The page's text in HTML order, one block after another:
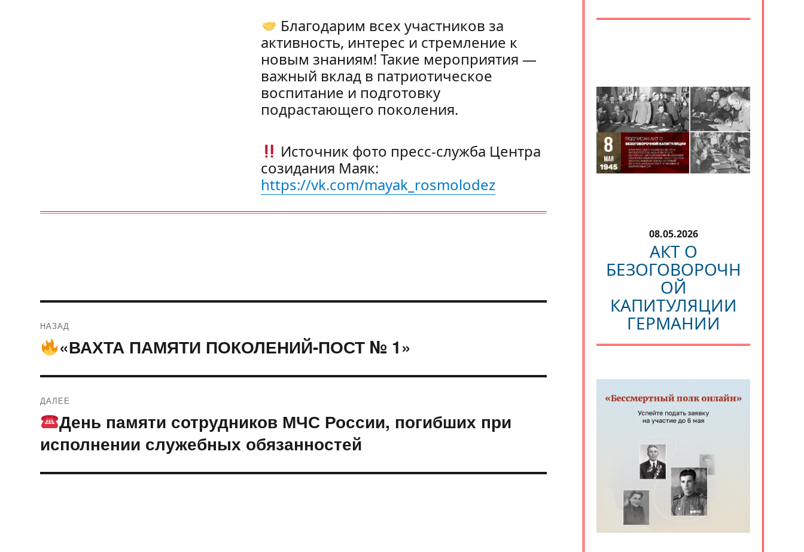
Благодарим всех участников за
активность, интерес и стремление к
новым знаниям! Такие мероприятия —
важный вклад в патриотическое
воспитание и подготовку
подрастающего поколения.
Источник фото пресс-служба Центра
созидания Маяк:
https://vk.com/mayak_rosmolodez
по
НАЗАД
Предыдущая
«ВАХТА ПАМЯТИ ПОКОЛЕНИЙ-ПОСТ № 1»
ДАЛЕЕ
Следующая
запись:
День памяти сотрудников МЧС России, погибших при
исполнении служебных обязанностей
08.05.2026
АКТ О
БЕЗОГОВОРОЧН
ОЙ
КАПИТУЛЯЦИИ
ГЕРМАНИИ